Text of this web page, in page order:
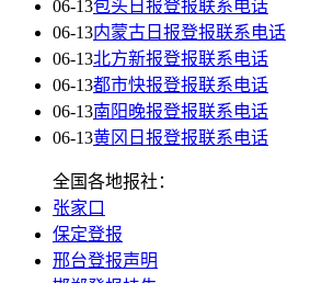
06-13包头日报登报联系电话
06-13内蒙古日报登报联系电话
06-13北方新报登报联系电话
06-13都市快报登报联系电话
06-13南阳晚报登报联系电话
06-13黄冈日报登报联系电话
全国各地报社：
张家口
保定登报
邢台登报声明